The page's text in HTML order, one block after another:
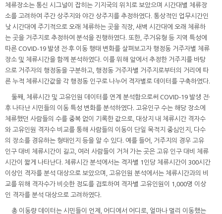
체류장소는 통신 시그널이 잡히는 기지국의 위치로 보았으며 시간대별 체류장
소를 고려하여 주간 상주지와 야간 상주지를 추정하였다. 통상적인 업무시간인
낮 시간대에 주기적으로 오래 체류하는 곳을 직장, 새벽 시간대에 오래 체류하
는 곳을 거주지로 추정하여 분석을 진행하였다. 또한, 주거유형 등 지역 특성에
따른 COVID-19 발생 전·후 이동 행태 변화를 살펴보고자 행정동 거주자별 체류
장소 및 체류시간을 함께 분석하였다. 이를 위해 앞에서 추정한 거주지를 바탕
으로 거주자의 행정동을 구분하고, 행정동 거주자별 거주지로부터의 거리에 따
른 누적 체류시간값을 각 행정동 인구로 나누어 격자별로 데이터를 구축하였다.
둘째, 체류시간 및 고유인원 데이터를 연계 분석함으로써 COVID-19 발생 전·
후 나타난 시민들의 이동 특성 변화를 분석하였다. 고유인구 수는 해당 장소에
체류했던 사람들의 수를 중복 없이 기록한 값으로, 대상지 내 체류시간 격자수
와 고유인원 격자수 비교를 통해 사람들의 이동이 단일 목적지 중심인지, 다수
의 장소를 경유하는 형태인지 등을 알 수 있다. 예를 들어, 거주지의 경우 고유
인구 대비 체류시간이 길고, 여러 사람들이 거쳐 가는 곳은 고유 인구 대비 체류
시간이 짧게 나타난다. 체류시간 분석에서는 격자별 1인당 체류시간이 300시간
이상인 격자를 분석 대상으로 보았으며, 고유인원 분석에서는 체류시간과의 비
교를 위해 격자수가 비슷한 정도를 검토하여 격자별 고유인원이 1,000명 이상
인 격자를 분석 대상으로 고려하였다.
총 이동량 데이터는 시민들이 언제, 어디에서 어디로, 얼마나 멀리 이동했는